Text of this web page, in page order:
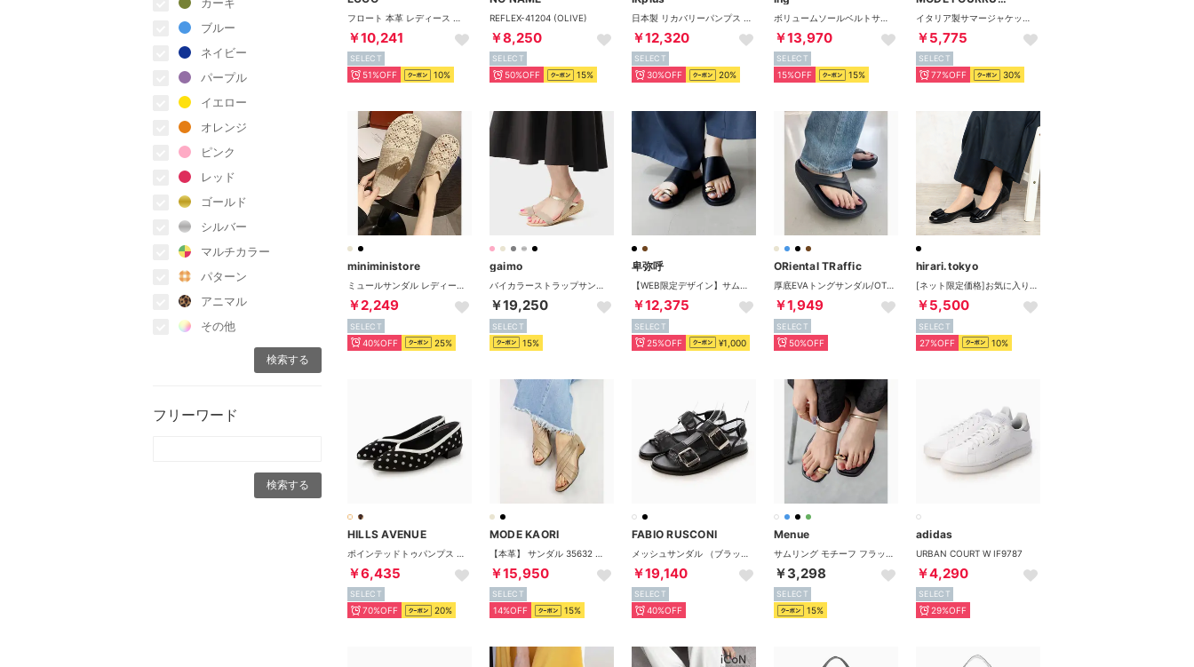
ブルー
ネイビー
パープル
イエロー
オレンジ
ピンク
レッド
ゴールド
シルバー
マルチカラー
パターン
アニマル
その他
フリーワード
￥10,241
SELECT
51%OFF 10%
REFLEX-41204 (OLIVE)
￥8,250
SELECT
50%OFF 15%
￥12,320
SELECT
30%OFF 20%
￥13,970
SELECT
15%OFF 15%
￥5,775
SELECT
77%OFF 30%
miniministore
￥2,249
SELECT
40%OFF 25%
gaimo
￥19,250
SELECT
15%
卑弥呼
￥12,375
SELECT
25%OFF ¥1,000
ORiental TRaffic
￥1,949
SELECT
50%OFF
hirari.tokyo
￥5,500
SELECT
27%OFF 10%
HILLS AVENUE
￥6,435
SELECT
70%OFF 20%
MODE KAORI
￥15,950
SELECT
14%OFF 15%
FABIO RUSCONI
￥19,140
SELECT
40%OFF
Menue
￥3,298
SELECT
15%
adidas
URBAN COURT W IF9787
￥4,290
SELECT
29%OFF